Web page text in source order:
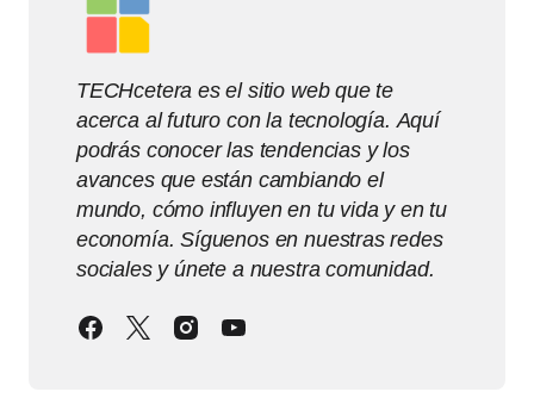
TECHcetera es el sitio web que te
acerca al futuro con la tecnología. Aquí
podrás conocer las tendencias y los
avances que están cambiando el
mundo, cómo influyen en tu vida y en tu
economía. Síguenos en nuestras redes
sociales y únete a nuestra comunidad.